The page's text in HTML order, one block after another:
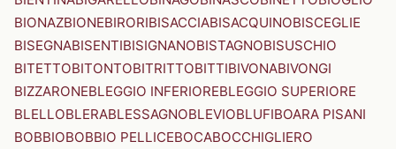
BIONAZBIONEBIRORIBISACCIABISACQUINOBISCEGLIE
BISEGNABISENTIBISIGNANOBISTAGNOBISUSCHIO
BITETTOBITONTOBITRITTOBITTIBIVONABIVONGI
BIZZARONEBLEGGIO INFERIOREBLEGGIO SUPERIORE
BLELLOBLERABLESSAGNOBLEVIOBLUFIBOARA PISANI
BOBBIOBOBBIO PELLICEBOCABOCCHIGLIERO